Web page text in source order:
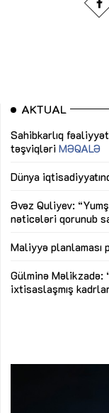
AKTUAL
Sahibkarlıq
təşviqləri MƏQALƏ
Dünya
Əvəz Quliyev:
nəticələri qorunub
Maliyyə planlaması
Gülminə Məlikzadə:
ixtisaslaşmış